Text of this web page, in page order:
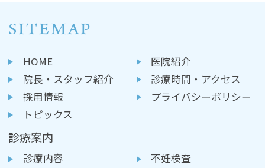
SITEMAP
HOME
医院紹介
院長・スタッフ紹介
診療時間・アクセス
採用情報
プライバシーポリシー
トピックス
診療案内
診療内容
不妊検査